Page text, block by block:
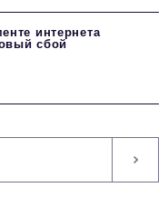
интернета
сбой